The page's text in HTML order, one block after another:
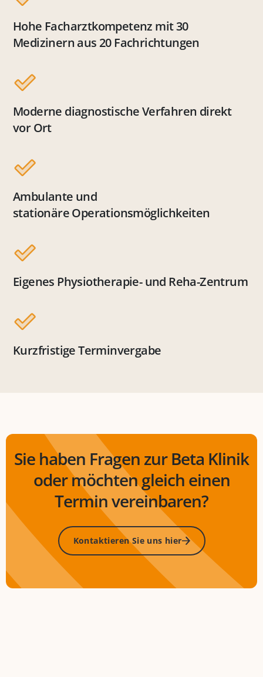
Hohe Facharztkompetenz mit 30
Medizinern aus 20 Fachrichtungen
Moderne diagnostische Verfahren direkt
vor Ort
Ambulante und
stationäre Operationsmöglichkeiten
Eigenes Physiotherapie- und Reha-Zentrum
Kurzfristige Terminvergabe
Sie haben Fragen zur Beta Klinik
oder möchten gleich einen
Termin vereinbaren?
Kontaktieren Sie uns hier